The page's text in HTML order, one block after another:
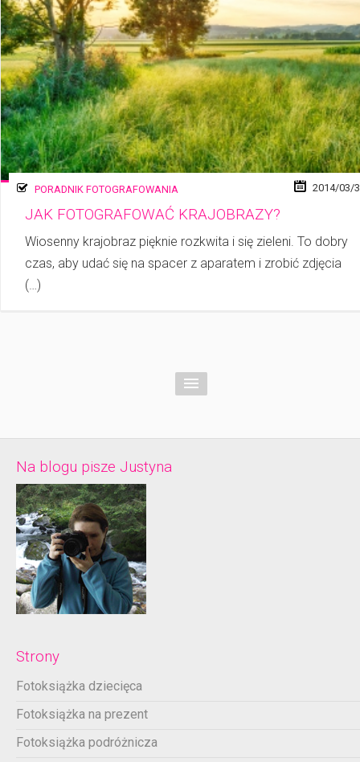
PORADNIK FOTOGRAFOWANIA 2014/03/
JAK FOTOGRAFOWAĆ KRAJOBRAZY?
Wiosenny krajobraz pięknie rozkwita i się zieleni. To dobry
czas, aby udać się na spacer z aparatem i zrobić zdjęcia
(…)
Na blogu pisze Justyna
Strony
Fotoksiążka dziecięca
Fotoksiążka na prezent
Fotoksiążka podróżnicza